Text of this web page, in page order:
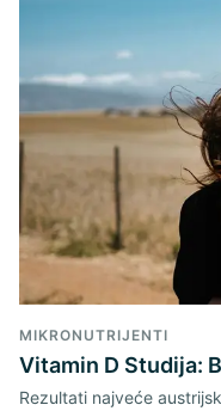
MIKRONUTRIJENTI
Vitamin D Studija:
Rezultati najveće